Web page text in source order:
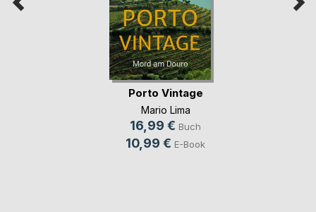
Porto Vintage
Mario Lima
16,99 € Buch
10,99 € E-Book